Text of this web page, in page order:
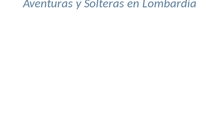
Aventuras y Solteras en Lombardia